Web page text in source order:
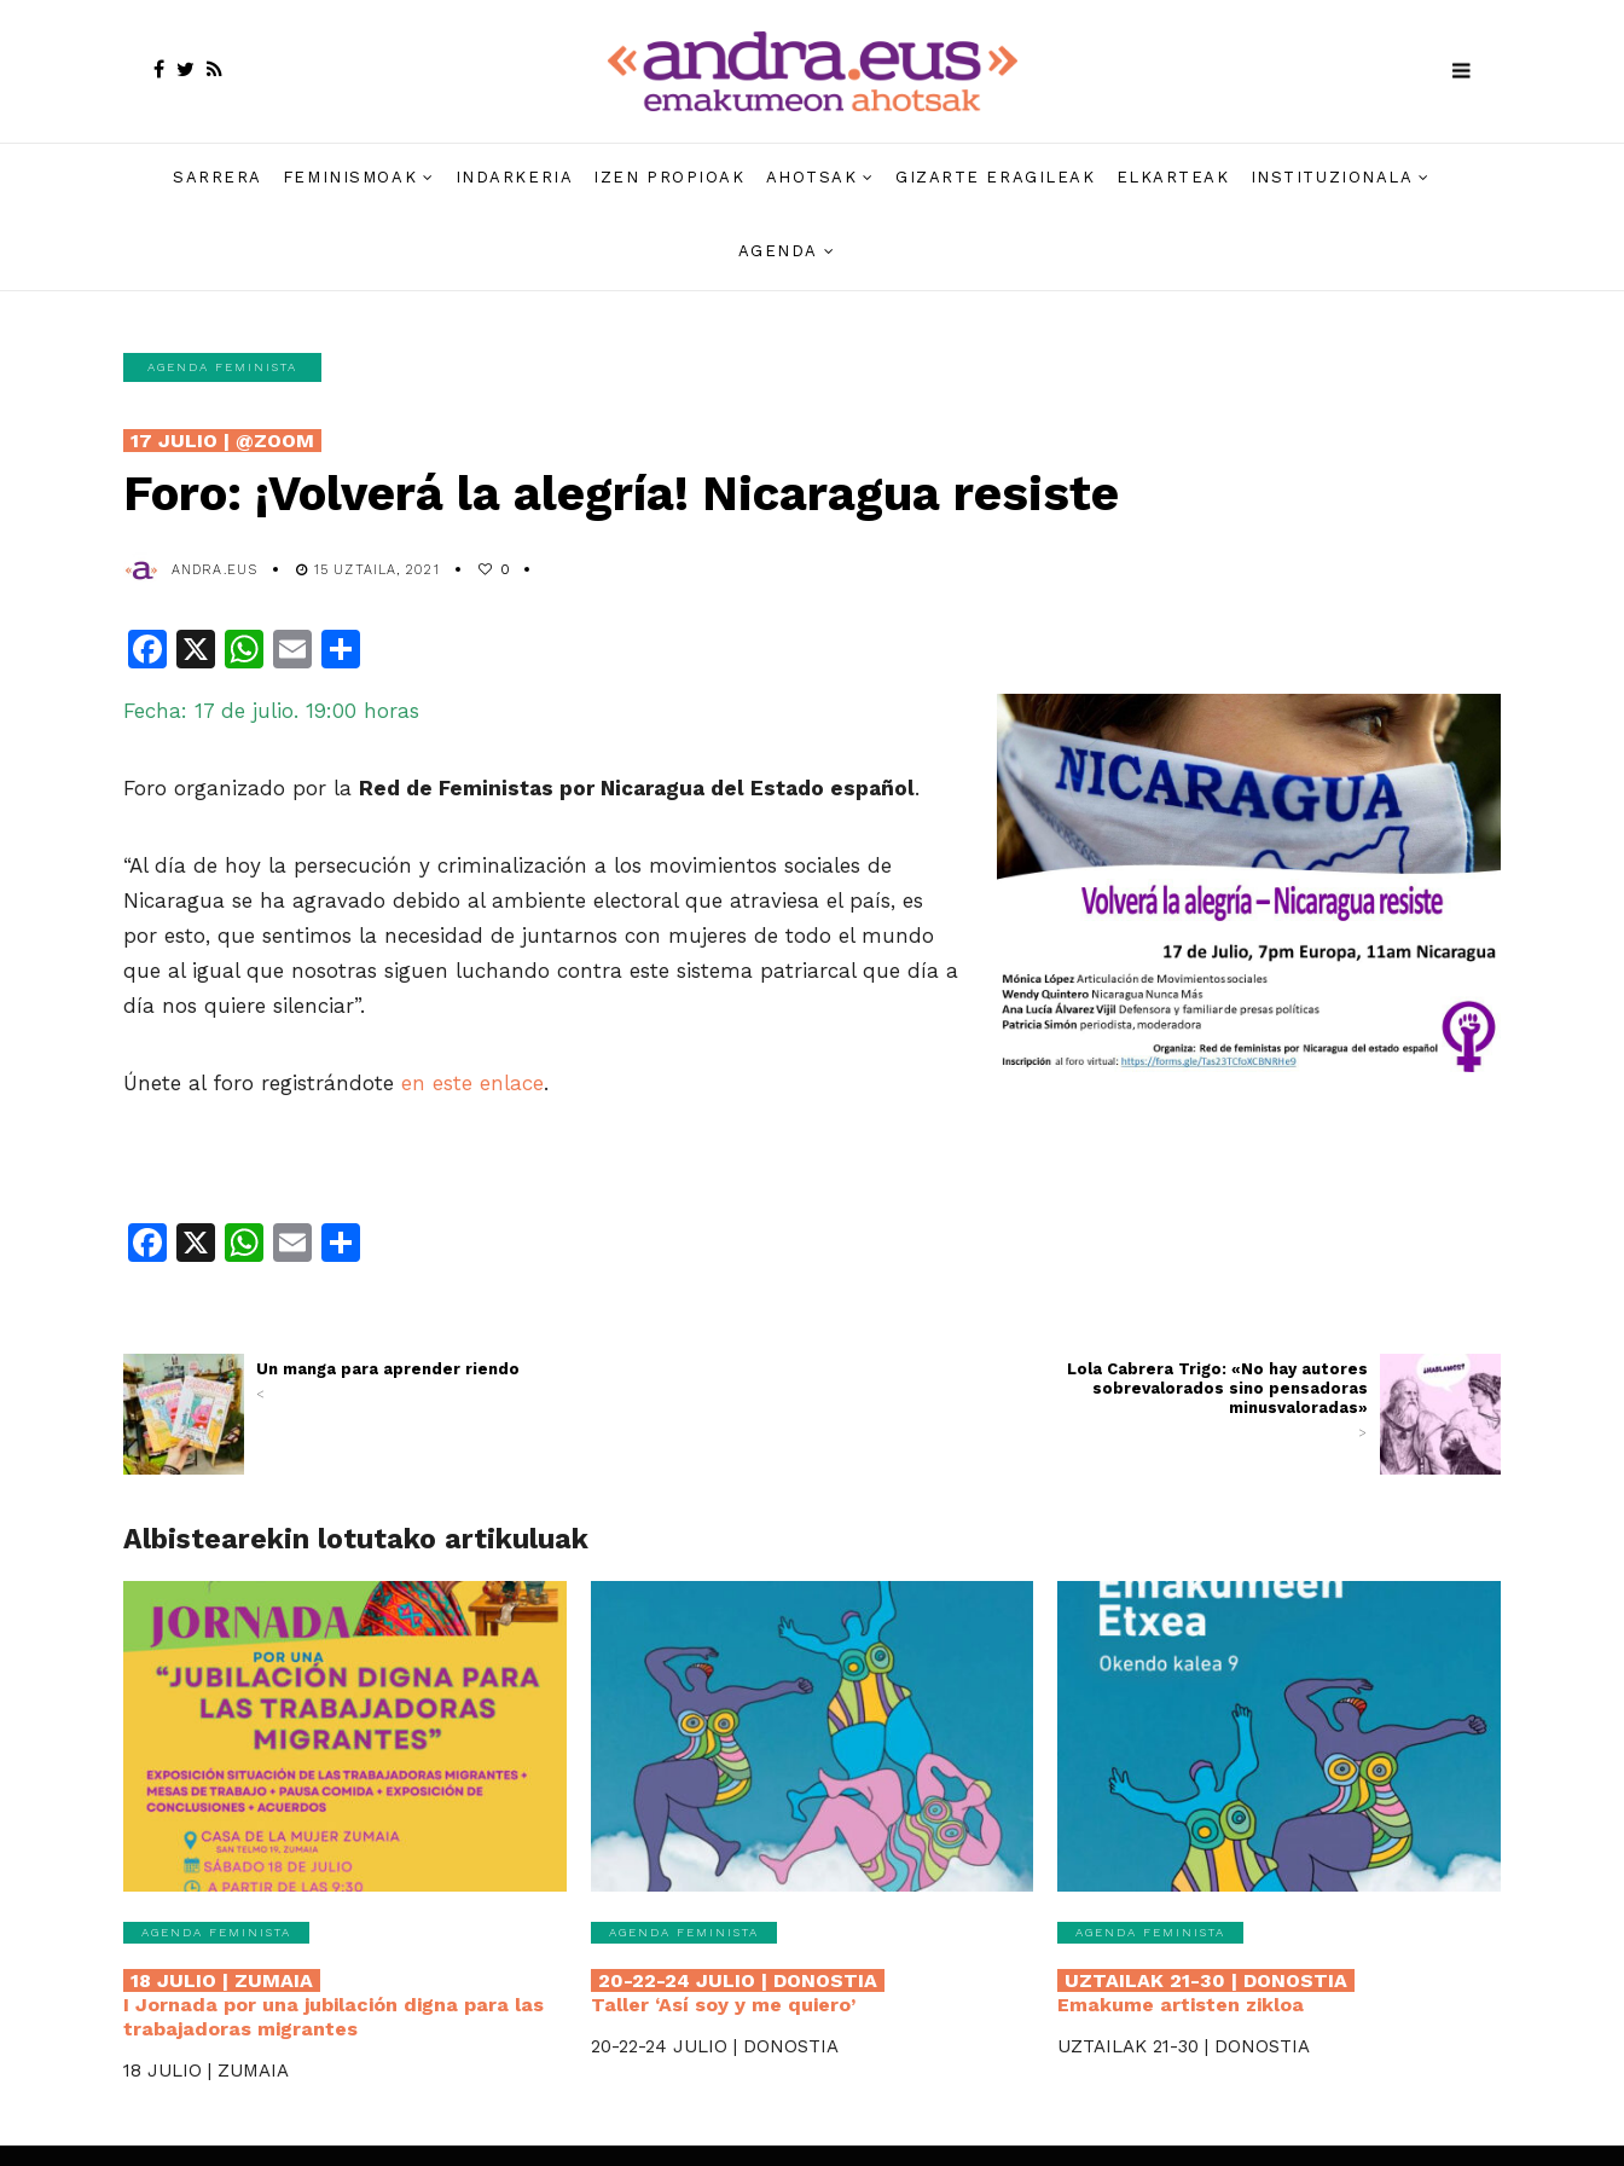
SARRERA FEMINISMOAK INDARKERIA IZEN PROPIOAK AHOTSAK GIZARTE ERAGILEAK ELKARTEAK INSTITUZIONALA
AGENDA
AGENDA FEMINISTA
17 JULIO | @ZOOM
Foro: ¡Volverá la alegría! Nicaragua resiste
ANDRA.EUS 15 UZTAILA, 2021 0
Facebook
X WhatsApp
Email
Fecha: 17 de julio. 19:00 horas
Foro organizado por la Red de Feministas por Nicaragua del Estado español.
“Al día de hoy la persecución y criminalización a los movimientos sociales de
Nicaragua se ha agravado debido al ambiente electoral que atraviesa el país, es
por esto, que sentimos la necesidad de juntarnos con mujeres de todo el mundo
que al igual que nosotras siguen luchando contra este sistema patriarcal que día a
día nos quiere silenciar”.
Únete al foro registrándote en este enlace.
Facebook
X WhatsApp
Email
Un manga para aprender riendo
<
Lola Cabrera Trigo: «No hay autores
sobrevalorados sino pensadoras
minusvaloradas»
>
Albistearekin lotutako artikuluak
AGENDA FEMINISTA
18 JULIO | ZUMAIA
I Jornada por una jubilación digna para las
trabajadoras migrantes
18 JULIO | ZUMAIA
AGENDA FEMINISTA
20-22-24 JULIO | DONOSTIA
Taller ‘Así soy y me quiero’
20-22-24 JULIO | DONOSTIA
AGENDA FEMINISTA
UZTAILAK 21-30 | DONOSTIA
Emakume artisten zikloa
UZTAILAK 21-30 | DONOSTIA